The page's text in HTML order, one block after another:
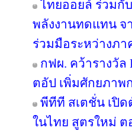
ไทยออยล์ ร่วมกั
พลังงานทดแทน จ
ร่วมมือระหว่างภา
กฟผ. คว้ารางวัล
ตอัป เพิ่มศักยภาพ
พีทีที สเตชั่น เปิด
ในไทย สูตรใหม่